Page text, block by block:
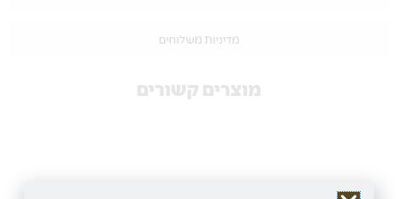
מדיניות משלוחים
מוצרים קשורים